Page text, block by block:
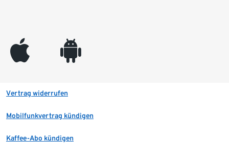
appleinc android
Vertrag widerrufen
Mobilfunkvertrag kündigen
Kaffee-Abo kündigen